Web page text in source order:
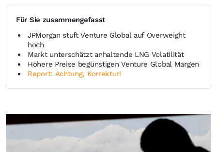
Für Sie zusammengefasst
JPMorgan stuft Venture Global auf Overweight
hoch
Markt unterschätzt anhaltende LNG Volatilität
Höhere Preise begünstigen Venture Global Margen
Report: Achtung, Korrektur!